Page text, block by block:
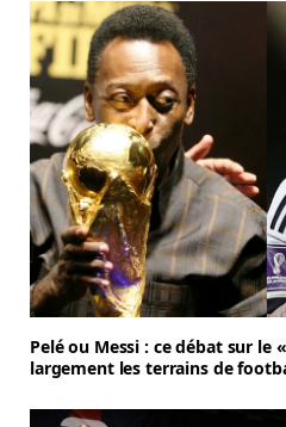
Pelé ou Messi : ce débat sur le
largement les terrains de